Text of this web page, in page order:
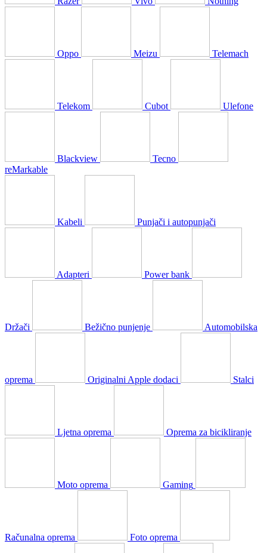
Oppo Meizu Telemach
Telekom Cubot Ulefone
Blackview
Tecno
reMarkable
Kabeli Punjači i autopunjači
Adapteri Power bank
Držači Bežično punjenje Automobilska
oprema Originalni Apple dodaci Stalci
Ljetna oprema Oprema za bicikliranje
Moto oprema Gaming
Računalna oprema Foto oprema